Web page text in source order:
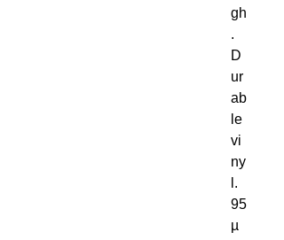
gh
.
D
ur
ab
le
vi
ny
l.
95
µ